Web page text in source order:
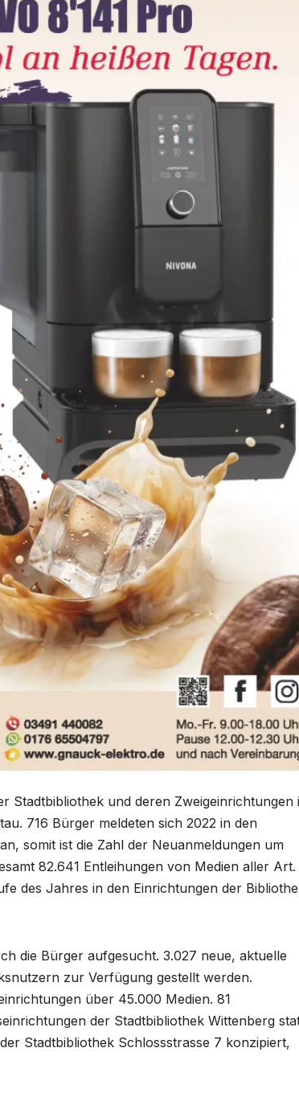
Stadtbibliothek und deren Zweigeinrichtungen
716 Bürger meldeten sich 2022 in den
somit ist die Zahl der Neuanmeldungen um
82.641 Entleihungen von Medien aller
des Jahres in den Einrichtungen der
die Bürger aufgesucht. 3.027 neue, aktuelle
zur Verfügung gestellt werden.
über 45.000 Medien. 81
der Stadtbibliothek Wittenberg
Stadtbibliothek Schlossstrasse 7 konzipiert,